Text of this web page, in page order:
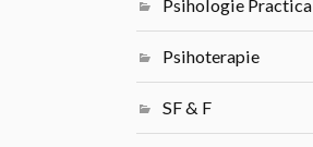
Psihologie Practica
Psihoterapie
SF & F